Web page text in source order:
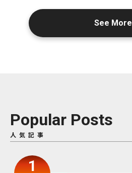
See More
Popular Posts
人気記事